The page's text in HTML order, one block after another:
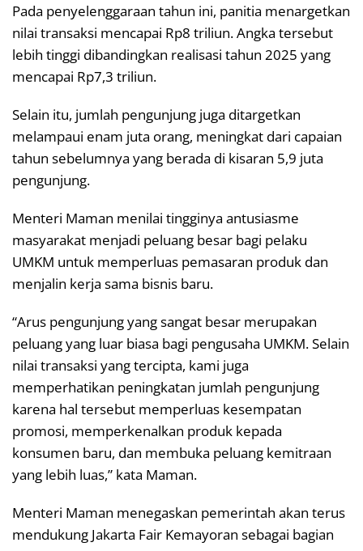
Pada penyelenggaraan tahun ini, panitia menargetkan
nilai transaksi mencapai Rp8 triliun. Angka tersebut
lebih tinggi dibandingkan realisasi tahun 2025 yang
mencapai Rp7,3 triliun.
Selain itu, jumlah pengunjung juga ditargetkan
melampaui enam juta orang, meningkat dari capaian
tahun sebelumnya yang berada di kisaran 5,9 juta
pengunjung.
Menteri Maman menilai tingginya antusiasme
masyarakat menjadi peluang besar bagi pelaku
UMKM untuk memperluas pemasaran produk dan
menjalin kerja sama bisnis baru.
“Arus pengunjung yang sangat besar merupakan
peluang yang luar biasa bagi pengusaha UMKM. Selain
nilai transaksi yang tercipta, kami juga
memperhatikan peningkatan jumlah pengunjung
karena hal tersebut memperluas kesempatan
promosi, memperkenalkan produk kepada
konsumen baru, dan membuka peluang kemitraan
yang lebih luas,” kata Maman.
Menteri Maman menegaskan pemerintah akan terus
mendukung Jakarta Fair Kemayoran sebagai bagian